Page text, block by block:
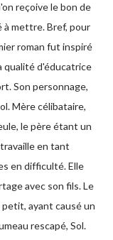
reçoive le bon de
à mettre. Bref, pour
roman fut inspiré
qualité d'éducatrice
Son personnage,
Mère célibataire,
le père étant un
en tant
en difficulté. Elle
avec son fils. Le
ayant causé un
rescapé, Sol.